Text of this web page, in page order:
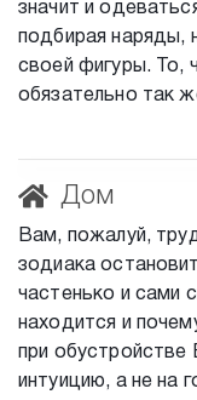
значит и
подбирая наряды,
своей фигуры. То,
обязательно так
Дом
Вам, пожалуй,
зодиака
частенько и сами
находится и
при обустройстве
интуицию, а не на